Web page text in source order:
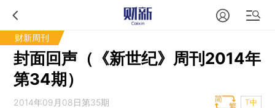
财新周刊
封面回声（《新世纪》周刊2014年
第34期）
2014年09月08日第35期 T中